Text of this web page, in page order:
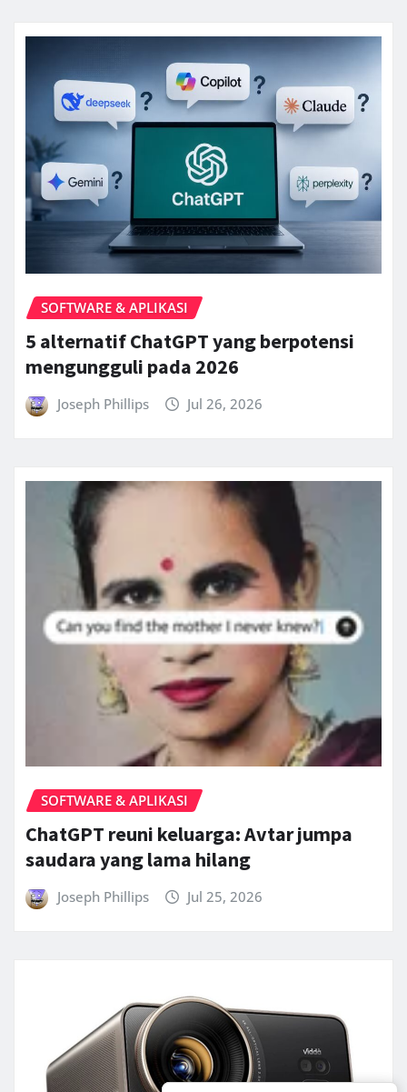
SOFTWARE & APLIKASI
5 alternatif ChatGPT yang berpotensi
mengungguli pada 2026
Joseph Phillips Jul 26, 2026
SOFTWARE & APLIKASI
ChatGPT reuni keluarga: Avtar jumpa
saudara yang lama hilang
Joseph Phillips Jul 25, 2026